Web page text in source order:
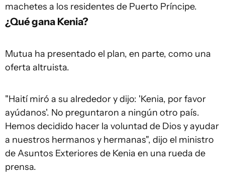
machetes a los residentes de Puerto Príncipe.
¿Qué gana Kenia?
Mutua ha presentado el plan, en parte, como una
oferta altruista.
"Haití miró a su alrededor y dijo: 'Kenia, por favor
ayúdanos'. No preguntaron a ningún otro país.
Hemos decidido hacer la voluntad de Dios y ayudar
a nuestros hermanos y hermanas", dijo el ministro
de Asuntos Exteriores de Kenia en una rueda de
prensa.